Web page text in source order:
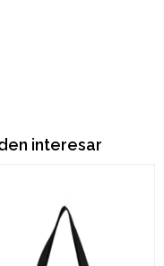
interesar